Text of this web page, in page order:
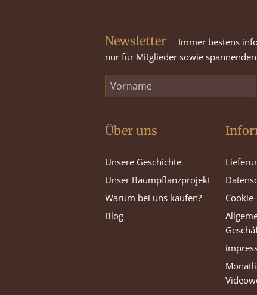
Newsletter
Immer bestens
nur für Mitglieder sowie
Über uns
Unsere Geschichte
Unser Baumpflanzprojekt
Warum bei uns kaufen?
Blog